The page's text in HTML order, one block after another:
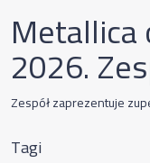
Metallica
2026.
Zespół zaprezentuje
Tagi